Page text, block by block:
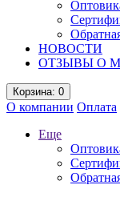
НОВОСТИ
ОТЗЫВЫ О
Корзина: 0
О компании Оплата
Еще